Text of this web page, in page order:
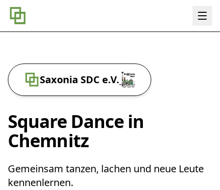
Saxonia SDC e.V.
Square Dance in
Chemnitz
Gemeinsam tanzen, lachen und neue Leute
kennenlernen.